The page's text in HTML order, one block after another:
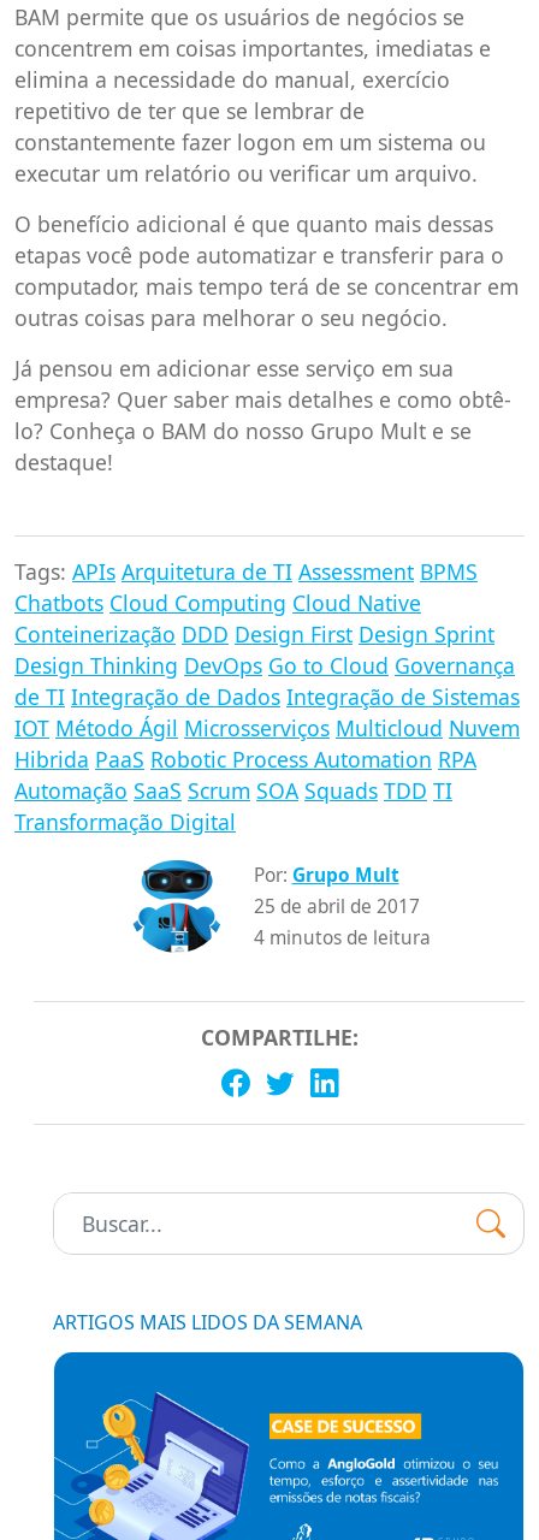
BAM permite que os usuários de negócios se
concentrem em coisas importantes, imediatas e
elimina a necessidade do manual, exercício
repetitivo de ter que se lembrar de
constantemente fazer logon em um sistema ou
executar um relatório ou verificar um arquivo.
O benefício adicional é que quanto mais dessas
etapas você pode automatizar e transferir para o
computador, mais tempo terá de se concentrar em
outras coisas para melhorar o seu negócio.
Já pensou em adicionar esse serviço em sua
empresa? Quer saber mais detalhes e como obtê-
lo? Conheça o BAM do nosso Grupo Mult e se
destaque!
Tags: APIs Arquitetura de TI Assessment BPMS
Chatbots Cloud Computing Cloud Native
Conteinerização DDD Design First Design Sprint
Design Thinking DevOps Go to Cloud Governança
de TI Integração de Dados Integração de Sistemas
IOT Método Ágil Microsserviços Multicloud Nuvem
Hibrida PaaS Robotic Process Automation RPA
Automação SaaS Scrum SOA Squads TDD TI
Transformação Digital
Por: Grupo Mult
25 de abril de 2017
4 minutos de leitura
COMPARTILHE:
Pesquisar:
ARTIGOS MAIS LIDOS DA SEMANA